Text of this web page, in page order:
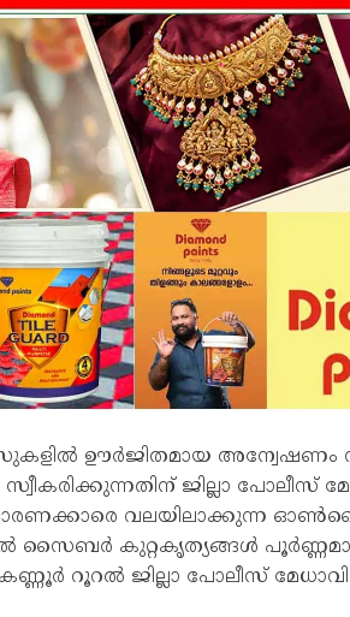
ഊർജിതമായ അന്വേഷണം
ജില്ലാ പോലീസ്
വലയിലാക്കുന്ന
സൈബർ കുറ്റകൃത്യങ്ങൾ
റൂറൽ ജില്ലാ പോലീസ് മേധാവി